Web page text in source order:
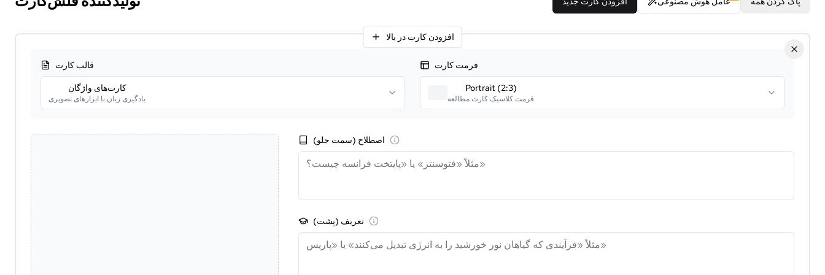
افزودن کارت در بالا
قالب کارت
کارت‌های واژگان
یادگیری زبان با ابزارهای تصویری
فرمت کارت
Portrait (2:3)
فرمت کلاسیک کارت مطالعه
اصطلاح (سمت جلو)
تعریف (پشت)